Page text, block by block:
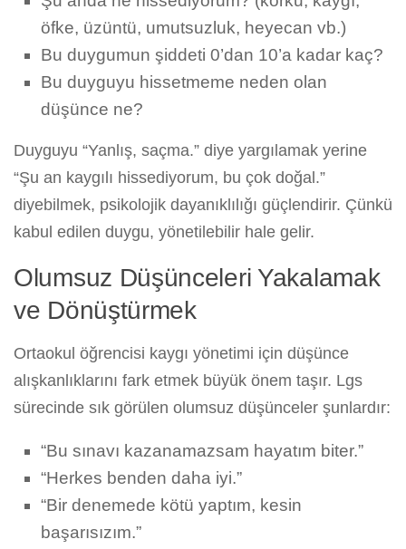
öfke, üzüntü, umutsuzluk, heyecan vb.)
Bu duygumun şiddeti 0’dan 10’a kadar kaç?
Bu duyguyu hissetmeme neden olan
düşünce ne?
Duyguyu “Yanlış, saçma.” diye yargılamak yerine
“Şu an kaygılı hissediyorum, bu çok doğal.”
diyebilmek, psikolojik dayanıklılığı güçlendirir. Çünkü
kabul edilen duygu, yönetilebilir hale gelir.
Olumsuz Düşünceleri Yakalamak
ve Dönüştürmek
Ortaokul öğrencisi kaygı yönetimi için düşünce
alışkanlıklarını fark etmek büyük önem taşır. Lgs
sürecinde sık görülen olumsuz düşünceler şunlardır:
“Bu sınavı kazanamazsam hayatım biter.”
“Herkes benden daha iyi.”
“Bir denemede kötü yaptım, kesin
başarısızım.”